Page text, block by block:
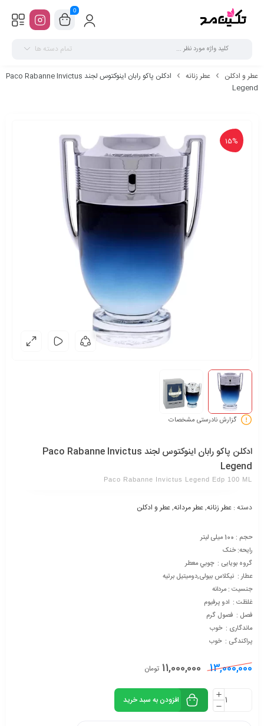
0
تمام دسته ها
عطر و ادکلن عطر زنانه
ادکلن پاکو رابان اینوکتوس لجند Paco Rabanne Invictus
Legend
15%
گزارش نادرستی مشخصات
ادکلن پاکو رابان اینوکتوس لجند Paco Rabanne Invictus
Legend
Paco Rabanne Invictus Legend Edp 100 ML
دسته : عطر زنانه,عطر مردانه,عطر و ادکلن
حجم : 100 میلی لیتر
رایحه: خنک
گروه بویایی : چوبي معطر
عطار : نیکلاس بیولی,دومیتیل برتیه
جنسیت : مردانه
غلظت : ادو پرفیوم
فصل : فصول گرم
ماندگاری : خوب
پراکندگی : خوب
13,000,000
11,000,000 تومان
افزودن به سبد خرید